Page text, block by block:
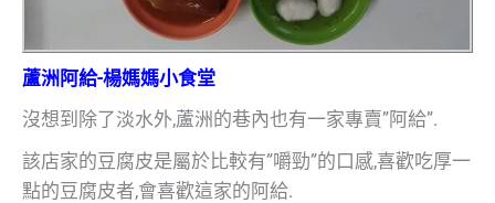
蘆洲阿給-楊媽媽小食堂
沒想到除了淡水外,蘆洲的巷內也有一家專賣”阿給”.
該店家的豆腐皮是屬於比較有”嚼勁”的口感,喜歡吃厚一
點的豆腐皮者,會喜歡這家的阿給.